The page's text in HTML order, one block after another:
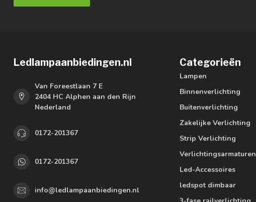
Ledlampaanbiedingen.nl
Van Foreestlaan 7 E
2404 HC Alphen aan den Rijn
Nederland
0172-201367
0172-201367
info@ledlampaanbiedingen.nl
Categorieën
Lampen
Binnenverlichting
Buitenverlichting
Zakelijke Verlichting
Strip Verlichting
Verlichtingsarmaturen
Led-Accessoires
ledspot dimbaar